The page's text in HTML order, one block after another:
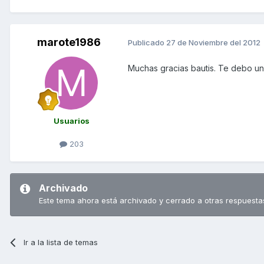
marote1986
Usuarios
203
Publicado 27 de Noviembre del 2012
Muchas gracias bautis. Te debo
Archivado
Este tema ahora está archivado y cerrado a otras
Ir a la lista de temas